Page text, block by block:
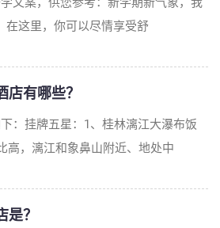
在这里，你可以尽情享受舒
有哪些？
：挂牌五星：1、桂林漓江大瀑布饭
高，漓江和象鼻山附近、地处中
？